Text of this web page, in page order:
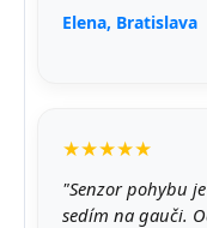
Elena, Bratislava
★★★★★
"Senzor pohybu
sedím na gauči.